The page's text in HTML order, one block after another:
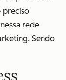
preciso
rede
Sendo